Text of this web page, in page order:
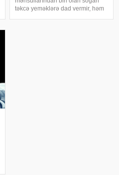
təkcə yeməklərə dad vermir, həm